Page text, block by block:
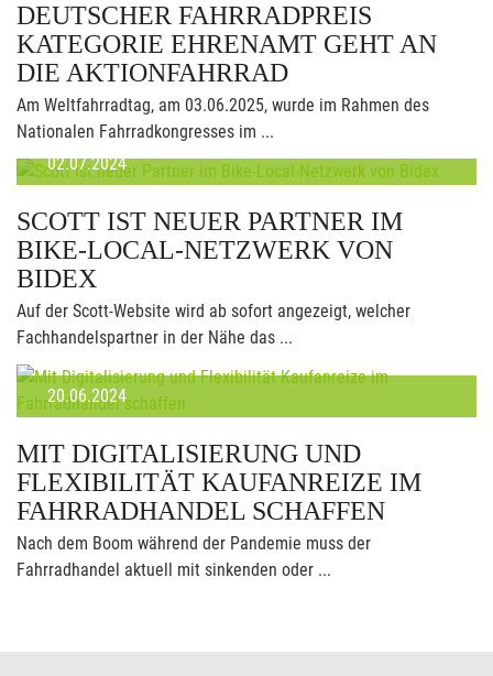
DEUTSCHER FAHRRADPREIS
KATEGORIE EHRENAMT GEHT AN
DIE AKTIONFAHRRAD
Am Weltfahrradtag, am 03.06.2025, wurde im Rahmen des
Nationalen Fahrradkongresses im ...
02.07.2024
SCOTT IST NEUER PARTNER IM
BIKE-LOCAL-NETZWERK VON
BIDEX
Auf der Scott-Website wird ab sofort angezeigt, welcher
Fachhandelspartner in der Nähe das ...
20.06.2024
MIT DIGITALISIERUNG UND
FLEXIBILITÄT KAUFANREIZE IM
FAHRRADHANDEL SCHAFFEN
Nach dem Boom während der Pandemie muss der
Fahrradhandel aktuell mit sinkenden oder ...